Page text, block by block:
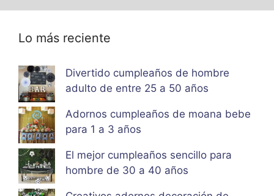
Lo más reciente
Divertido cumpleaños de hombre
adulto de entre 25 a 50 años
Adornos cumpleaños de moana bebe
para 1 a 3 años
El mejor cumpleaños sencillo para
hombre de 30 a 40 años